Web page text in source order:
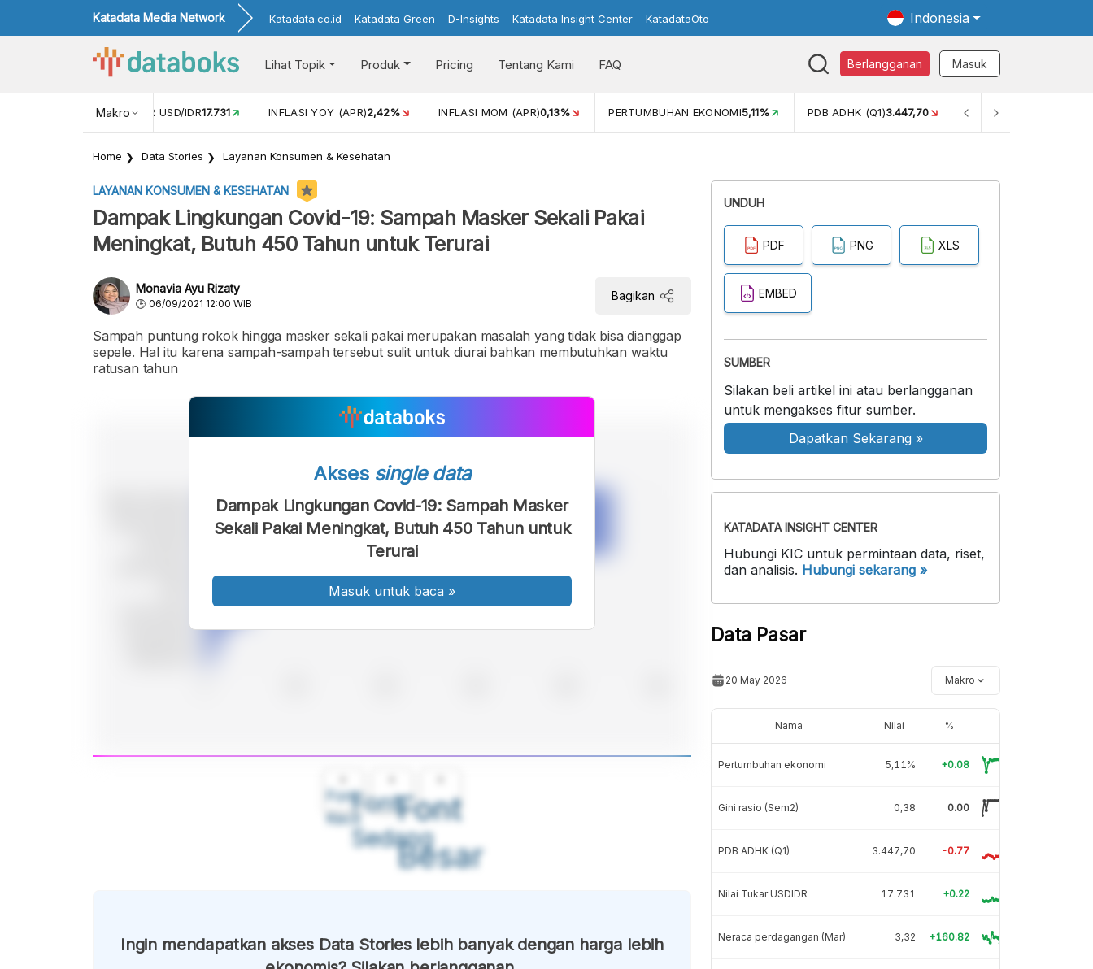
Katadata Media Network Katadata.co.id Katadata Green D-Insights Katadata Insight Center KatadataOto Indonesia
Lihat Topik Produk Pricing Tentang Kami FAQ Berlangganan Masuk
Makro
NILAI TUKAR USD/IDR17.731 INFLASI YOY (APR)2,42% INFLASI MOM (APR)0,13% PERTUMBUHAN EKONOMI5,11% PDB ADHK (Q1)3.447,70 GINI RASIO (SEM2)
Home Data Stories Layanan Konsumen & Kesehatan
LAYANAN KONSUMEN & KESEHATAN
Dampak Lingkungan Covid-19: Sampah Masker Sekali Pakai
Meningkat, Butuh 450 Tahun untuk Terurai
Monavia Ayu Rizaty
06/09/2021 12:00 WIB
Bagikan
Sampah puntung rokok hingga masker sekali pakai merupakan masalah yang tidak bisa dianggap
sepele. Hal itu karena sampah-sampah tersebut sulit untuk diurai bahkan membutuhkan waktu
ratusan tahun
Font
Kecil
Font
Sedang
Font
Besar
Akses single data
Dampak Lingkungan Covid-19: Sampah Masker
Sekali Pakai Meningkat, Butuh 450 Tahun untuk
Terurai
Masuk untuk baca »
Ingin mendapatkan akses Data Stories lebih banyak dengan harga lebih
UNDUH
PDF PNG XLS
EMBED
SUMBER
Silakan beli artikel ini atau berlangganan
untuk mengakses fitur sumber.
Dapatkan Sekarang »
KATADATA INSIGHT CENTER
Hubungi KIC untuk permintaan data, riset,
dan analisis. Hubungi sekarang »
Data Pasar
20 May 2026 Makro
Nama Nilai %
Pertumbuhan ekonomi 5,11% +0.08
Gini rasio (Sem2) 0,38 0.00
PDB ADHK (Q1) 3.447,70 -0.77
Nilai Tukar USDIDR 17.731 +0.22
Neraca perdagangan (Mar) 3,32 +160.82